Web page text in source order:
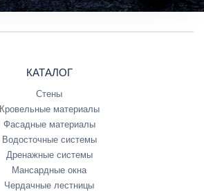
КАТАЛОГ
Стены
Кровельные материалы
Фасадные материалы
Водосточные системы
Дренажные системы
Мансардные окна
Чердачные лестницы